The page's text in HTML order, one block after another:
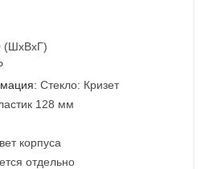
(ШхВхГ)
Стекло: Кризет
128 мм
корпуса
отдельно